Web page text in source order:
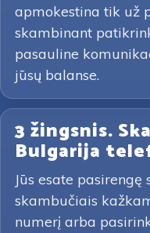
apmokestina tik už
skambinant
pasauline
jūsų balanse.
3 žingsnis.
Bulgarija
Jūs esate
skambučiais
numerį arba